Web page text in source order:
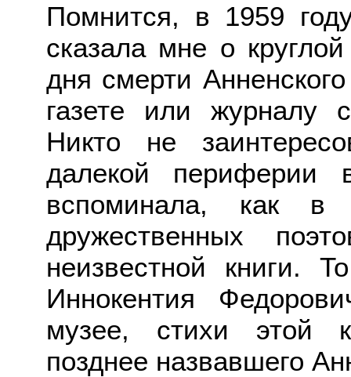
Помнится, в 1959
сказала мне о
дня смерти
газете или журналу
Никто не
далекой периферии
вспоминала, как
дружественных
неизвестной книги.
Иннокентия
музее, стихи этой
позднее назвавшего